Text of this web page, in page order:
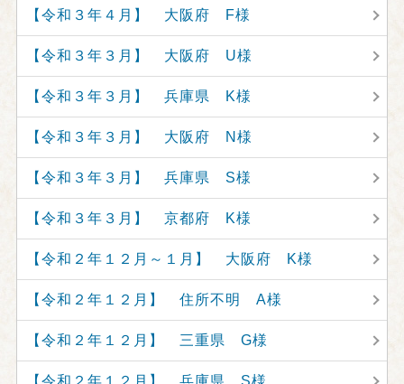
【令和３年４月】 大阪府 F様
【令和３年３月】 大阪府 U様
【令和３年３月】 兵庫県 K様
【令和３年３月】 大阪府 N様
【令和３年３月】 兵庫県 S様
【令和３年３月】 京都府 K様
【令和２年１２月～１月】 大阪府 K様
【令和２年１２月】 住所不明 A様
【令和２年１２月】 三重県 G様
【令和２年１２月】 兵庫県 S様